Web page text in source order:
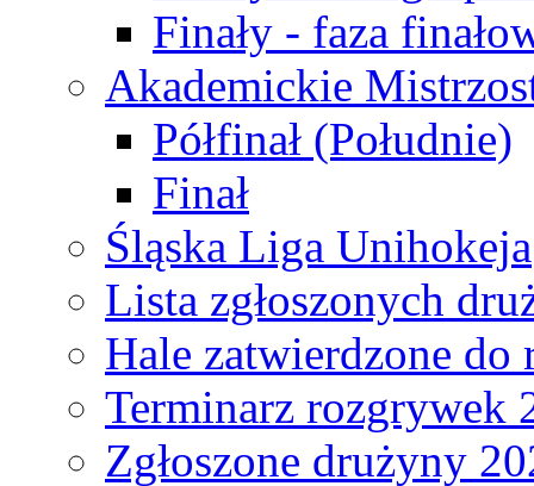
Finały - faza
Akademickie
Półfinał (Południe)
Finał
Śląska Liga Unihokeja
Lista zgłoszonych
Hale zatwierdzone do
Terminarz rozgrywek
Zgłoszone drużyny